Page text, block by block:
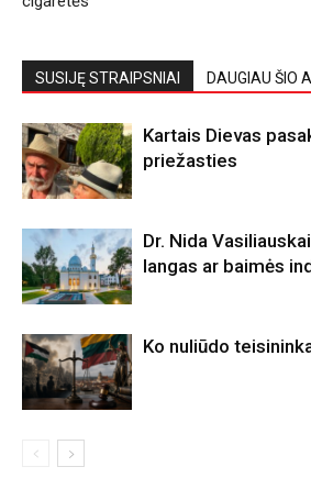
SUSIJĘ STRAIPSNIAI DAUGIAU ŠIO
Kartais Dievas
priežasties
Dr. Nida
langas ar baimės
Ko nuliūdo